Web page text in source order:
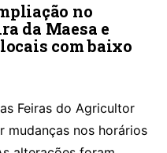
no
da Maesa e
com baixo
Feiras do Agricultor
mudanças nos horários